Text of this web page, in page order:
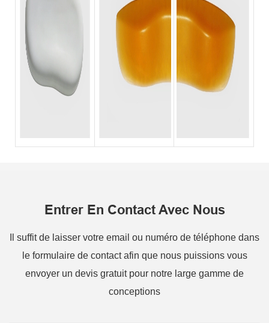
Entrer En Contact Avec Nous
Il suffit de laisser votre email ou numéro de téléphone dans
le formulaire de contact afin que nous puissions vous
envoyer un devis gratuit pour notre large gamme de
conceptions